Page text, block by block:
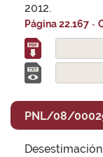
2012.
Página 22.167 -
PNL/08/